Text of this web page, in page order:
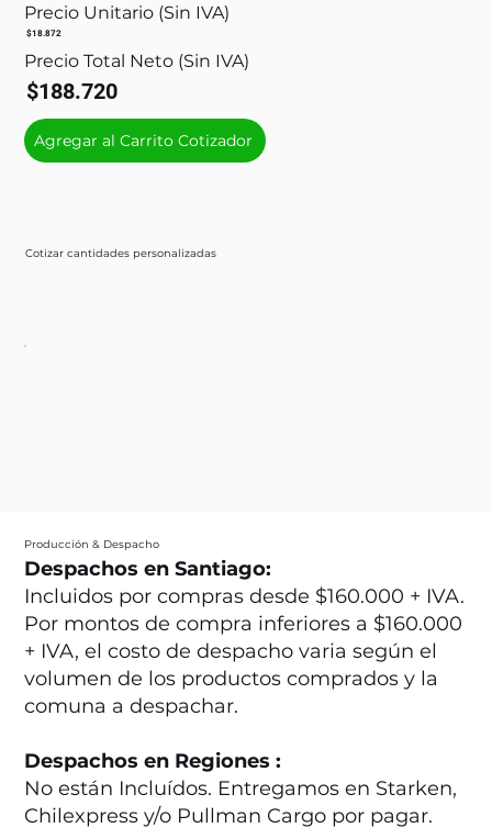
Cotizar cantidades personalizadas
Precio Unitario (Sin IVA)
$18.872
Precio Total Neto (Sin IVA)
$188.720
Agregar al Carrito Cotizador
Producción & Despacho
Despachos en Santiago:
Incluidos por compras desde $160.000 + IVA.
Por montos de compra inferiores a $160.000
+ IVA, el costo de despacho varia según el
volumen de los productos comprados y la
comuna a despachar.
Despachos en Regiones :
No están Incluídos. Entregamos en Starken,
Chilexpress y/o Pullman Cargo por pagar.